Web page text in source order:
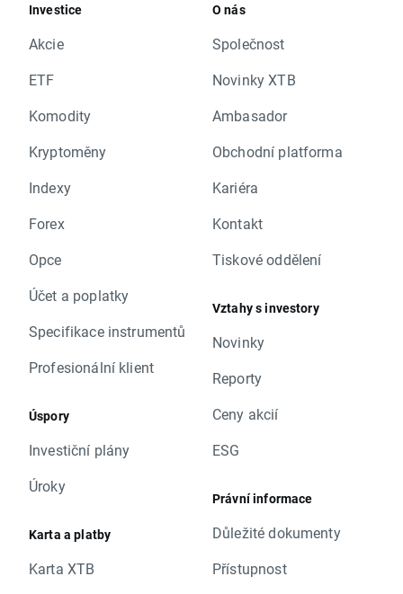
Investice
Akcie
ETF
Komodity
Kryptoměny
Indexy
Forex
Opce
Účet a poplatky
Specifikace instrumentů
Profesionální klient
Úspory
Investiční plány
Úroky
Karta a platby
Karta XTB
O nás
Společnost
Novinky XTB
Ambasador
Obchodní platforma
Kariéra
Kontakt
Tiskové oddělení
Vztahy s investory
Novinky
Reporty
Ceny akcií
ESG
Právní informace
Důležité dokumenty
Přístupnost